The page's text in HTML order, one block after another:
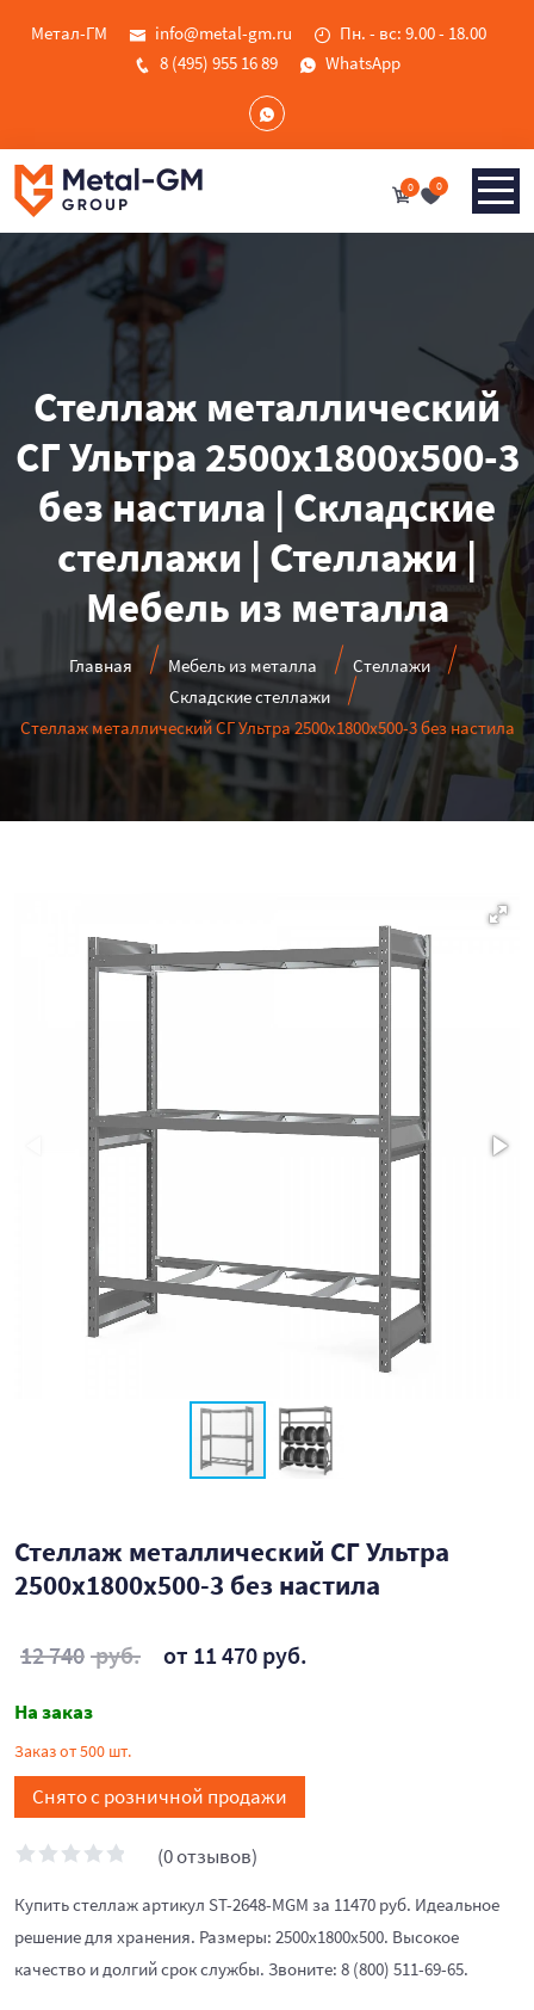
Метал-ГМ info@metal-gm.ru
Пн. - вс: 9.00 - 18.00
8 (495) 955 16 89
WhatsApp
0 0
Стеллаж металлический
СГ Ультра 2500x1800x500-3
без настила | Складские
стеллажи | Стеллажи |
Мебель из металла
Главная Мебель из металла
Стеллажи
Складские стеллажи
Стеллаж металлический СГ Ультра 2500x1800x500-3 без настила
Стеллаж металлический СГ Ультра
2500x1800x500-3 без настила
12 740 руб. от 11 470 руб.
На заказ
Заказ от 500 шт.
Снято с розничной продажи
(0 отзывов)
Купить стеллаж артикул ST-2648-MGM за 11470 руб. Идеальное
решение для хранения. Размеры: 2500x1800x500. Высокое
качество и долгий срок службы. Звоните: 8 (800) 511-69-65.